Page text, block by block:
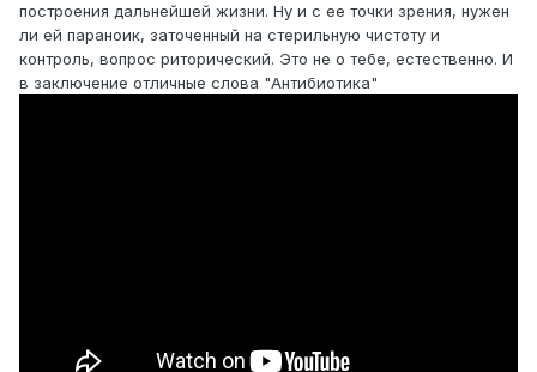
построения дальнейшей жизни. Ну и с ее точки зрения, нужен
ли ей параноик, заточенный на стерильную чистоту и
контроль, вопрос риторический. Это не о тебе, естественно. И
в заключение отличные слова "Антибиотика"